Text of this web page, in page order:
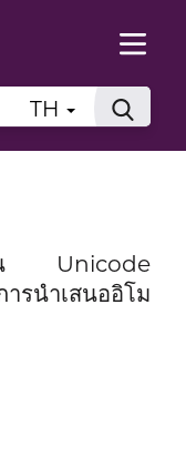
TH
ใน Unicode
รนำเสนออิโม